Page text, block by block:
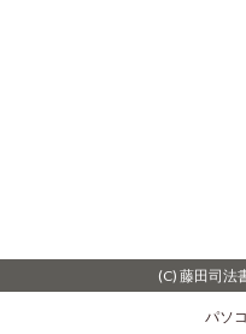
(C) 藤田司法
パソ